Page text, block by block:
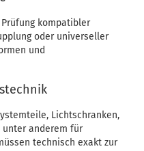
kompatibler
oder universeller
und
Lichtschranken,
unter anderem für
technisch exakt zur